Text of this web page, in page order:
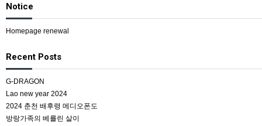
Notice
Homepage renewal
Recent Posts
G-DRAGON
Lao new year 2024
2024 춘천 배후령 메디오폰도
방랑가족의 베를린 살이